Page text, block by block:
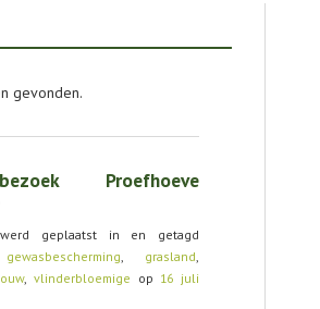
gevonden.
Proefhoeve
geplaatst in en getagd
gewasbescherming, grasland,
, vlinderbloemige op 16 juli